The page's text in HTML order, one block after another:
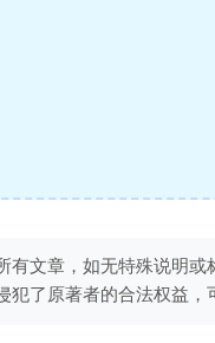
有文章，如无特殊说明
犯了原著者的合法权益，